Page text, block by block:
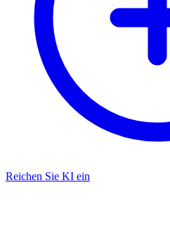
Reichen Sie KI ein